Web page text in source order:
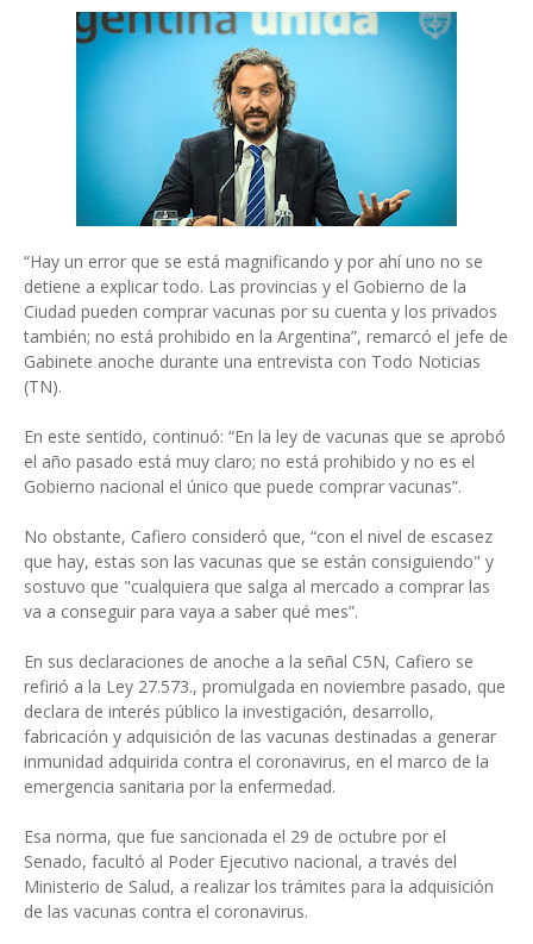
“Hay un error que se está magnificando y por ahí uno no se
detiene a explicar todo. Las provincias y el Gobierno de la
Ciudad pueden comprar vacunas por su cuenta y los privados
también; no está prohibido en la Argentina”, remarcó el jefe de
Gabinete anoche durante una entrevista con Todo Noticias
(TN).
En este sentido, continuó: “En la ley de vacunas que se aprobó
el año pasado está muy claro; no está prohibido y no es el
Gobierno nacional el único que puede comprar vacunas”.
No obstante, Cafiero consideró que, “con el nivel de escasez
que hay, estas son las vacunas que se están consiguiendo" y
sostuvo que "cualquiera que salga al mercado a comprar las
va a conseguir para vaya a saber qué mes”.
En sus declaraciones de anoche a la señal C5N, Cafiero se
refirió a la Ley 27.573., promulgada en noviembre pasado, que
declara de interés público la investigación, desarrollo,
fabricación y adquisición de las vacunas destinadas a generar
inmunidad adquirida contra el coronavirus, en el marco de la
emergencia sanitaria por la enfermedad.
Esa norma, que fue sancionada el 29 de octubre por el
Senado, facultó al Poder Ejecutivo nacional, a través del
Ministerio de Salud, a realizar los trámites para la adquisición
de las vacunas contra el coronavirus.